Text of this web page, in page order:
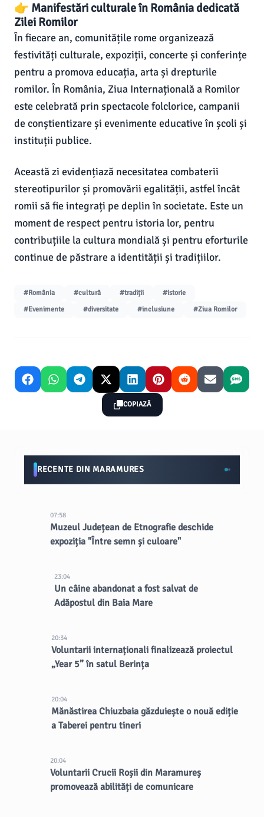
👉 Manifestări culturale în România dedicată
Zilei Romilor
În fiecare an, comunitățile rome organizează
festivități culturale, expoziții, concerte și conferințe
pentru a promova educația, arta și drepturile
romilor. În România, Ziua Internațională a Romilor
este celebrată prin spectacole folclorice, campanii
de conștientizare și evenimente educative în școli și
instituții publice.
Această zi evidențiază necesitatea combaterii
stereotipurilor și promovării egalității, astfel încât
romii să fie integrați pe deplin în societate. Este un
moment de respect pentru istoria lor, pentru
contribuțiile la cultura mondială și pentru eforturile
continue de păstrare a identității și tradițiilor.
#România #cultură #tradiții
#istorie
#Evenimente
#diversitate #inclusiune #Ziua Romilor
COPIAZĂ
RECENTE DIN MARAMURES
07:58
Muzeul Județean de Etnografie deschide
expoziția "Între semn și culoare"
23:04
Un câine abandonat a fost salvat de
Adăpostul din Baia Mare
20:34
Voluntarii internaționali finalizează proiectul
„Year 5” în satul Berința
20:04
Mănăstirea Chiuzbaia găzduiește o nouă ediție
a Taberei pentru tineri
20:04
Voluntarii Crucii Roșii din Maramureș
promovează abilități de comunicare